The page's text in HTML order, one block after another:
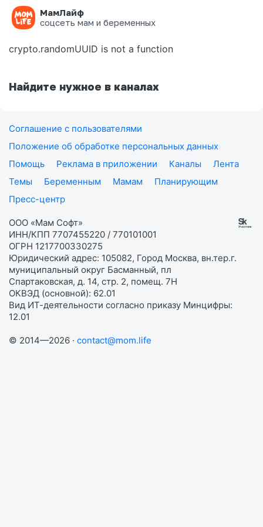
МамЛайф
соцсеть мам и беременных
Ошибка на странице
crypto.randomUUID is not a function
Найдите нужное в каналах
Соглашение с пользователями
Положение об обработке персональных данных
Помощь
Реклама в приложении Каналы
Лента
Темы
Беременным Мамам
Планирующим
Пресс-центр
ООО «Мам Софт»
ИНН/КПП 7707455220 / 770101001
ОГРН 1217700330275
Юридический адрес: 105082, Город Москва, вн.тер.г.
муниципальный округ Басманный, пл
Спартаковская, д. 14, стр. 2, помещ. 7Н
ОКВЭД (основной): 62.01
Вид ИТ-деятельности согласно приказу Минцифры:
12.01
© 2014—2026 · contact@mom.life